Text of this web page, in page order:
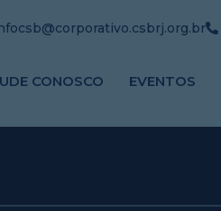
CONOSCO EVENTOS